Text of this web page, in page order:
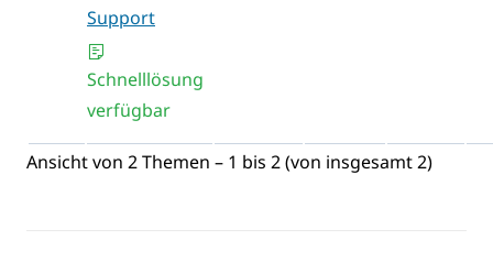
Support
Schnelllösung
verfügbar
Ansicht von 2 Themen – 1 bis 2 (von insgesamt 2)